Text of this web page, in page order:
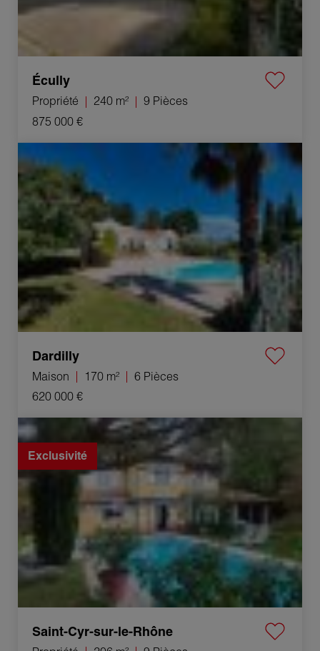
Écully
Propriété 240 m²
9 Pièces
875 000 €
Vente Maison Dardilly 6 Pièces 170 m²
Dardilly
Maison 170 m²
6 Pièces
620 000 €
Vente Propriété Saint-Cyr-sur-le-Rhône 9 Pièces 206 m²
Exclusivité
Saint-Cyr-sur-le-Rhône